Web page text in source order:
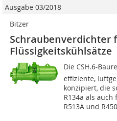
Ausgabe 03/2018
Bitzer
Schraubenverdichter
Flüssigkeitskühlsätze
Die CSH.6-
effiziente,
konzipiert, die
R134a als auch
R513A und